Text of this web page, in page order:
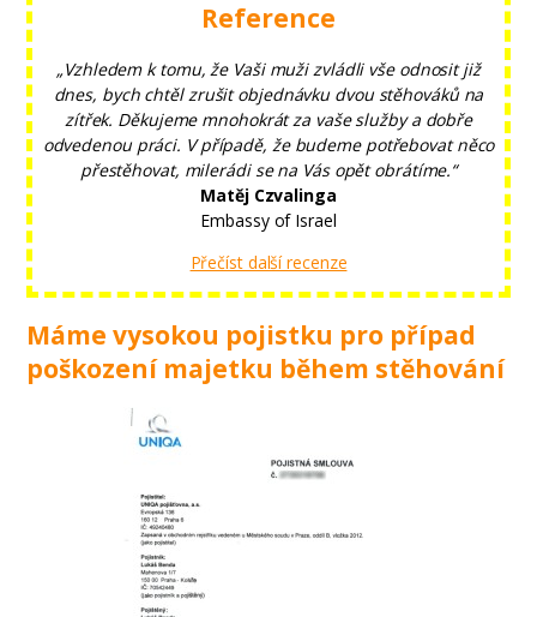
Reference
„Vzhledem k tomu, že Vaši muži zvládli vše odnosit již
dnes, bych chtěl zrušit objednávku dvou stěhováků na
zítřek. Děkujeme mnohokrát za vaše služby a dobře
odvedenou práci. V případě, že budeme potřebovat něco
přestěhovat, milerádi se na Vás opět obrátíme.“
Matěj Czvalinga
Embassy of Israel
Přečíst další recenze
Máme vysokou pojistku pro případ
poškození majetku během stěhování